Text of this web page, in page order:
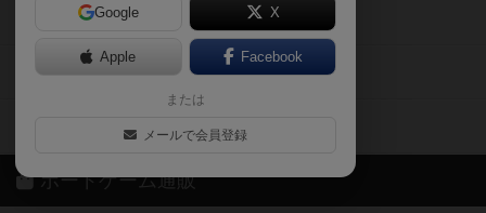
Google X
Apple Facebook
または
メールで会員登録
ボドとも・会員一覧
ボードゲーム業界コラム
ボドゲーマご利用案内
ボードゲーム通販